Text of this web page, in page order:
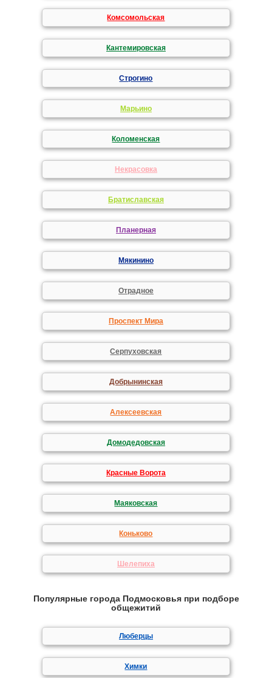
Комсомольская
Кантемировская
Строгино
Марьино
Коломенская
Некрасовка
Братиславская
Планерная
Мякинино
Отрадное
Проспект Мира
Серпуховская
Добрынинская
Алексеевская
Домодедовская
Красные Ворота
Маяковская
Коньково
Шелепиха
Популярные города Подмосковья при подборе
общежитий
Люберцы
Химки